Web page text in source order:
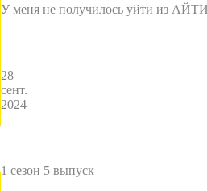
У меня не получилось уйти из АЙТИ
28
сент.
2024
1 сезон 5 выпуск